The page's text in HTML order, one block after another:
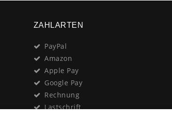
ZAHLARTEN
PayPal
Amazon
Apple Pay
Google Pay
Rechnung
Lastschrift